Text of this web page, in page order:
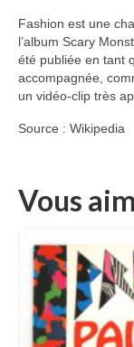
Fashion est une
l’album Scary
été publiée en tant
accompagnée,
un vidéo-clip très
Source : Wikipedia
Vous